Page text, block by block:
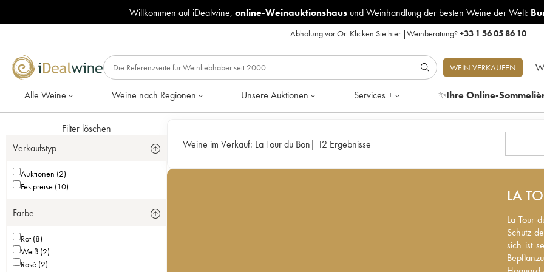
Willkommen auf iDealwine, online-Weinauktionshausund Weinhandlung der besten Weine der Welt:
Abholung vor Ort Klicken Sie hier|Weinberatung?+33 1 56 05 86 10
WEIN VERKAUFEN
Alle Weine Weine nach Regionen Unsere Auktionen Services + ✨Ihre Online-
Filter löschen
Verkaufstyp
Auktionen (2)
Festpreise (10)
Farbe
Rot (8)
Weiß (2)
Rosé (2)
Weine im Verkauf: La Tour du Bon| 12 Ergebnisse
LA
La Tour
Schutz
sich ist
La Tour
Schutz
sich ist